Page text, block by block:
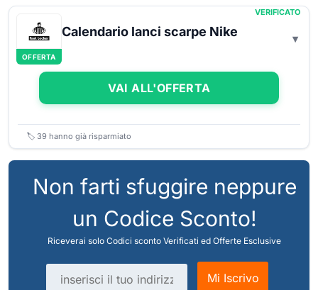
OFFERTA
VERIFICATO
Calendario lanci scarpe Nike
VAI ALL'OFFERTA
🏷️ 39 hanno già risparmiato
Non farti sfuggire neppure
un Codice Sconto!
Riceverai solo Codici sconto Verificati ed Offerte Esclusive
Indirizzo email
Mi Iscrivo